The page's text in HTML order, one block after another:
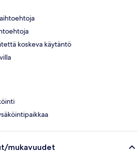
koskeva käytäntö
mukavuudet